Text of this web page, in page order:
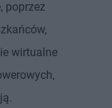
poprzez
wirtualne